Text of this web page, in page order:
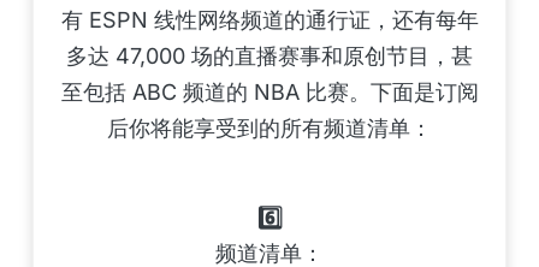
有 ESPN 线性网络频道的通行证，还有每年
多达 47,000 场的直播赛事和原创节目，甚
至包括 ABC 频道的 NBA 比赛。下面是订阅
后你将能享受到的所有频道清单：
6️⃣
频道清单：